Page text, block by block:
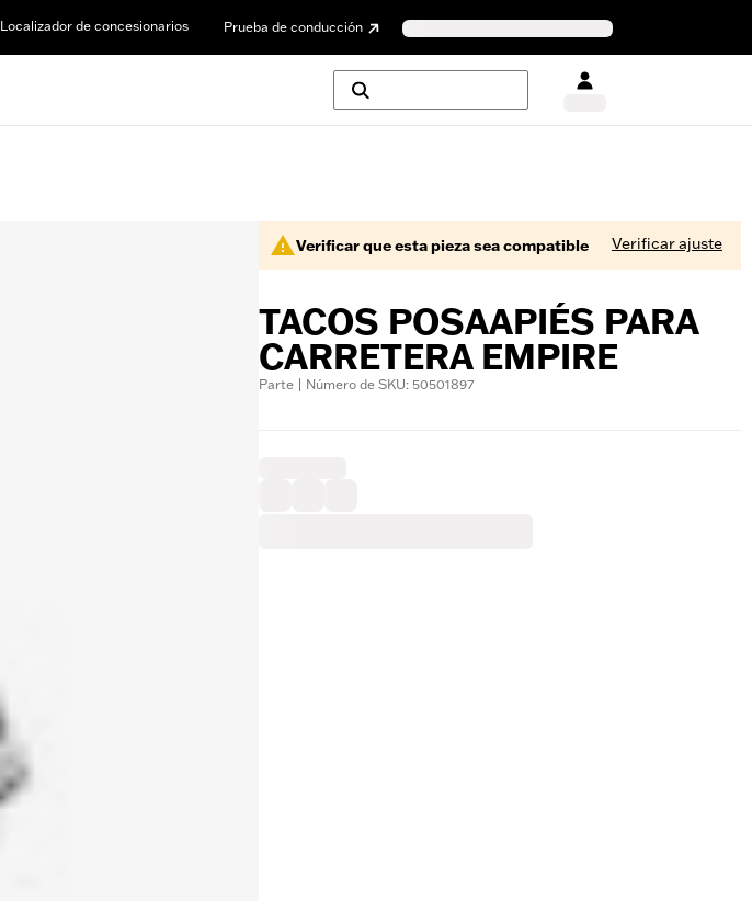
Localizador de concesionarios Prueba de conducción
Verificar que esta pieza sea compatible Verificar ajuste
TACOS POSAAPIÉS PARA
CARRETERA EMPIRE
Parte | Número de SKU: 50501897